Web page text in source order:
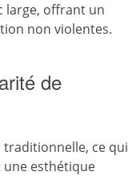
large, offrant un
non violentes.
de
traditionnelle, ce qui
une esthétique